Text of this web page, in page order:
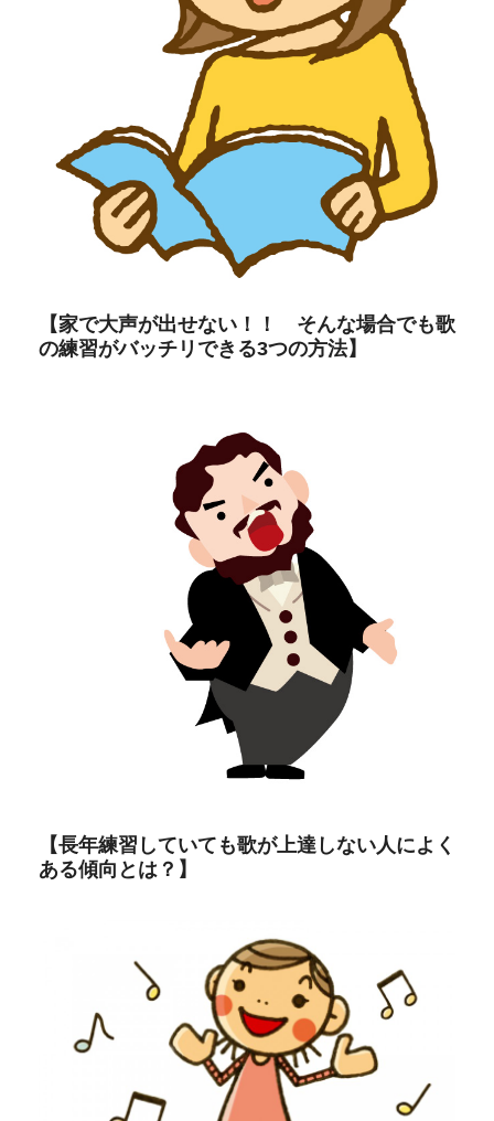
【家で大声が出せない！！ そんな場合でも歌
の練習がバッチリできる3つの方法】
【長年練習していても歌が上達しない人によく
ある傾向とは？】